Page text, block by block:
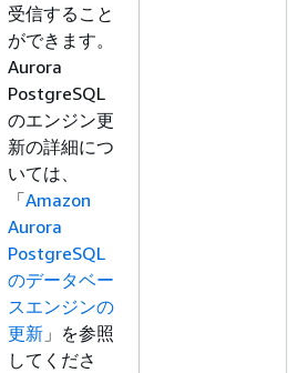
受信すること
ができます。
Aurora
PostgreSQL
のエンジン更
新の詳細につ
いては、
「Amazon
Aurora
PostgreSQL
のデータベー
スエンジンの
更新 」を参照
してくださ